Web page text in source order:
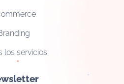
los servicios